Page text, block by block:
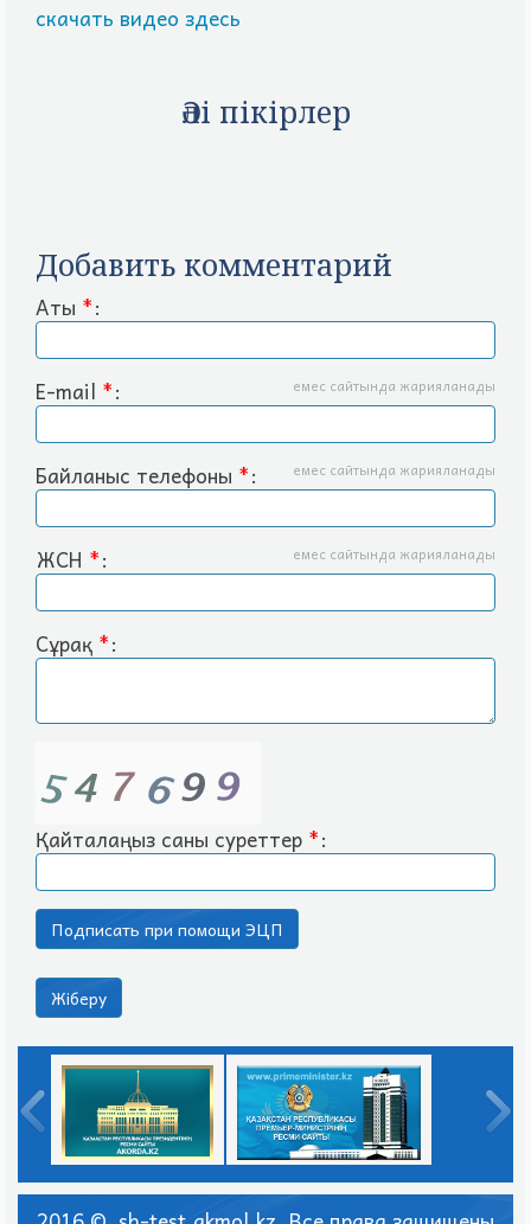
скачать видео здесь
Әлі пікірлер
Добавить комментарий
Аты *:
E-mail *: емес сайтында жарияланады
Байланыс телефоны *: емес сайтында жарияланады
ЖСН *: емес сайтында жарияланады
Сұрақ *:
Қайталаңыз саны суреттер *: